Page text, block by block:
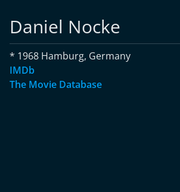
Daniel Nocke
* 1968 Hamburg, Germany
IMDb
The Movie Database